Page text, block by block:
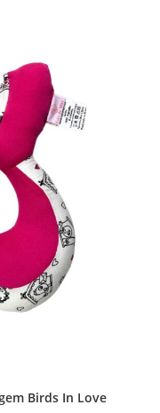
Birds In Love